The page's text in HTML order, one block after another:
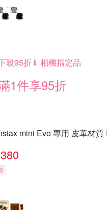
殺95折⇓ 相機指定品
1件享95折
mini Evo 專用 皮革材
380